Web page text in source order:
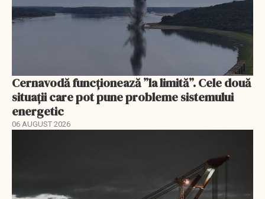
Cernavodă funcționează ”la limită”. Cele două
situații care pot pune probleme sistemului
energetic
06 AUGUST 2026